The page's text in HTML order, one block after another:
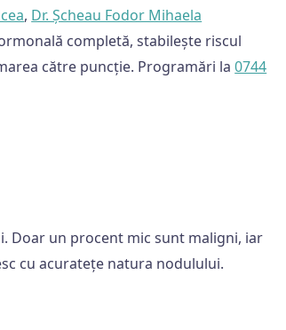
, Dr. Șcheau Fodor Mihaela
completă, stabilește riscul
către puncție. Programări la0744
Doar un procent mic sunt maligni, iar
cu acuratețe natura nodulului.